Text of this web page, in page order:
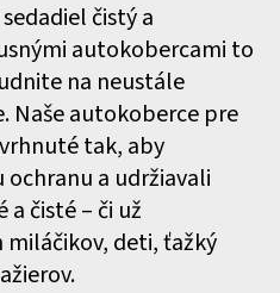
čistý a
autokobercami to
na neustále
Naše autokoberce pre
tak, aby
a udržiavali
čisté – či už
deti, ťažký